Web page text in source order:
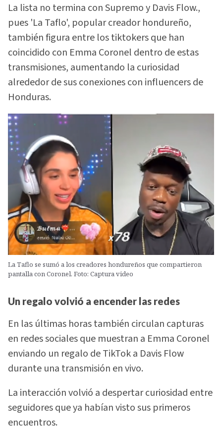
La lista no termina con Supremo y Davis Flow.,
pues 'La Taflo', popular creador hondureño,
también figura entre los tiktokers que han
coincidido con Emma Coronel dentro de estas
transmisiones, aumentando la curiosidad
alrededor de sus conexiones con influencers de
Honduras.
La Taflo se sumó a los creadores hondureños que compartieron
pantalla con Coronel. Foto: Captura video
Un regalo volvió a encender las redes
En las últimas horas también circulan capturas
en redes sociales que muestran a Emma Coronel
enviando un regalo de TikTok a Davis Flow
durante una transmisión en vivo.
La interacción volvió a despertar curiosidad entre
seguidores que ya habían visto sus primeros
encuentros.